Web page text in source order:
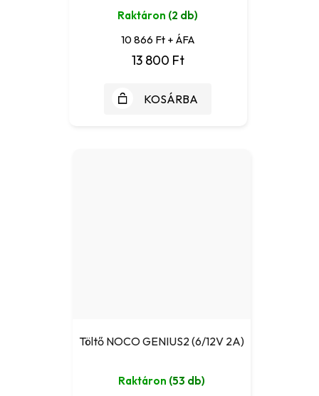
Raktáron (2 db)
10 866 Ft + ÁFA
13 800 Ft
KOSÁRBA
Töltő NOCO GENIUS2 (6/12V 2A)
Raktáron (53 db)